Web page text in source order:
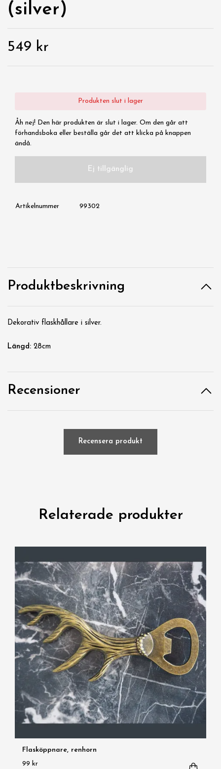
(silver)
549 kr
Produkten slut i lager
Åh nej! Den här produkten är slut i lager. Om den går att
förhandsboka eller beställa går det att klicka på knappen
ändå.
Ej tillgänglig
Artikelnummer 99302
Produktbeskrivning
Dekorativ flaskhållare i silver.
Längd: 28cm
Recensioner
Recensera produkt
Relaterade produkter
Flasköppnare, renhorn
99 kr